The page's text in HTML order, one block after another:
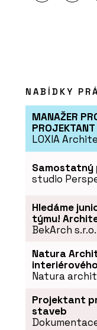
NABÍDKY
MANAŽER
PROJEKTANT
LOXIA
Samostatný
studio
Hledáme
týmu!
BekArch
Natura
Natura
Projektant
staveb